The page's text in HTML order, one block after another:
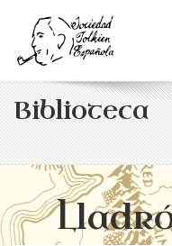
Biblioteca